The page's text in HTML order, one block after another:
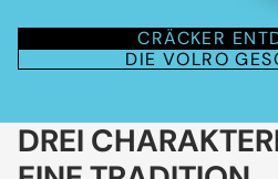
CRÄCKER
DIE VOLRO
DREI